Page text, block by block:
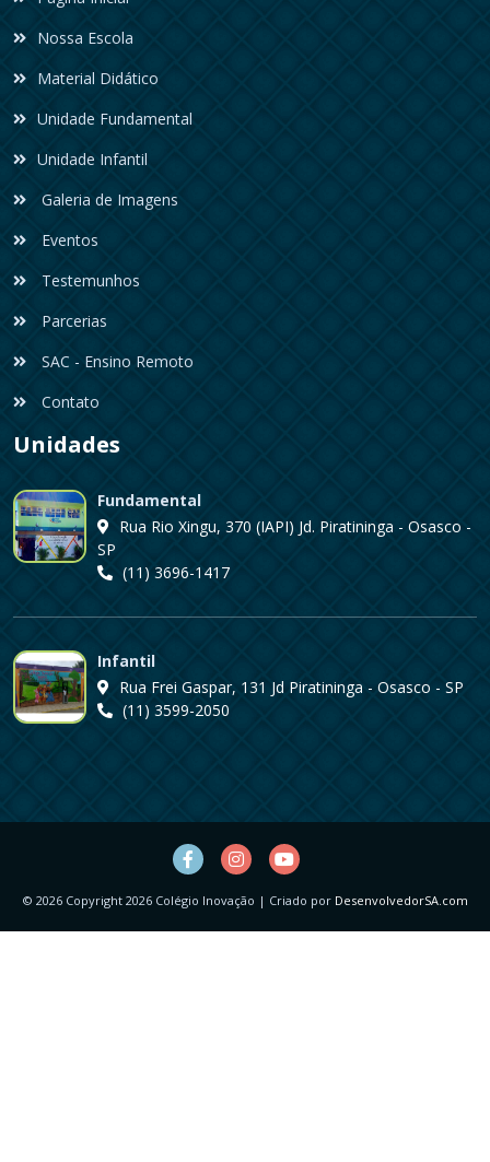
Nossa Escola
Material Didático
Unidade Fundamental
Unidade Infantil
Galeria de Imagens
Eventos
Testemunhos
Parcerias
SAC - Ensino Remoto
Contato
Unidades
Fundamental
Rua Rio Xingu, 370 (IAPI) Jd. Piratininga - Osasco -
SP
(11) 3696-1417
Infantil
Rua Frei Gaspar, 131 Jd Piratininga - Osasco - SP
(11) 3599-2050
© 2026Copyright 2026 Colégio Inovação | Criado por DesenvolvedorSA.com